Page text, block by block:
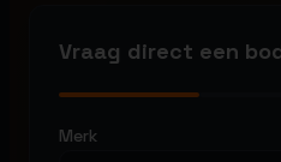
Vraag direct een
Merk